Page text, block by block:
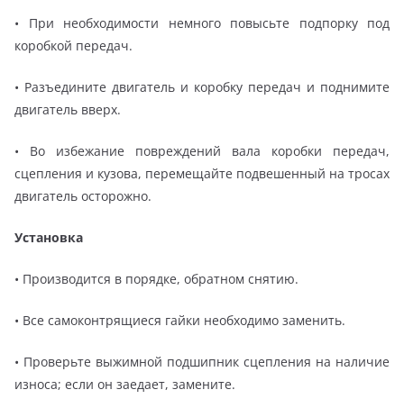
• При необходимости немного повысьте подпорку под
коробкой передач.
• Разъедините двигатель и коробку передач и поднимите
двигатель вверх.
• Во избежание повреждений вала коробки передач,
сцепления и кузова, перемещайте подвешенный на тросах
двигатель осторожно.
Установка
• Производится в порядке, обратном снятию.
• Все самоконтрящиеся гайки необходимо заменить.
• Проверьте выжимной подшипник сцепления на наличие
износа; если он заедает, замените.